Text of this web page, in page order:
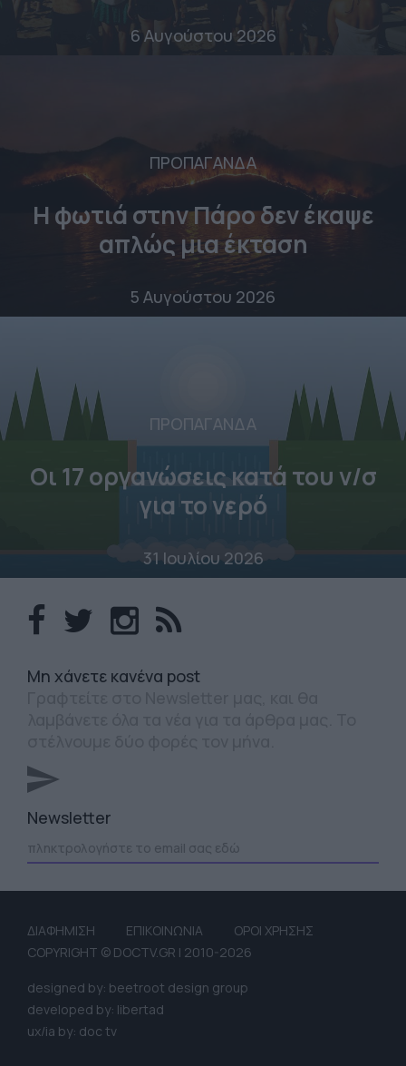
6 Αυγούστου 2026
ΠΡΟΠΑΓΑΝΔΑ
Η φωτιά στην Πάρο δεν έκαψε
απλώς μια έκταση
5 Αυγούστου 2026
ΠΡΟΠΑΓΑΝΔΑ
Οι 17 οργανώσεις κατά του ν/σ
για το νερό
31 Ιουλίου 2026
Mη χάνετε κανένα post
Newsletter
ΔΙΑΦΗΜΙΣΗ ΕΠΙΚΟΙΝΩΝΙΑ
ΟΡΟΙ ΧΡΗΣΗΣ
COPYRIGHT © DOCTV.GR | 2010-2026
designed by: beetroot design group
developed by: libertad
ux/ia by: doc tv